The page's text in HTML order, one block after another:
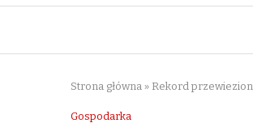
Strona główna » Rekord
Gospodarka